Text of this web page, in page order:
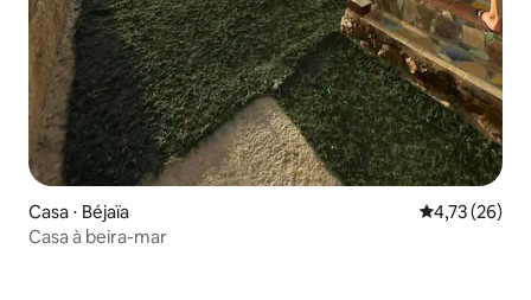
Casa ⋅ Béjaïa 4,73 de uma
4,73 (26)
Casa à beira-mar